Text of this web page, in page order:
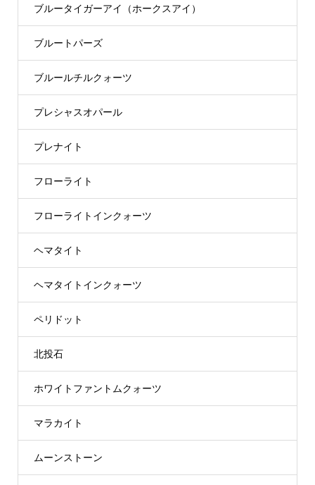
ブルータイガーアイ（ホークスアイ）
ブルートパーズ
ブルールチルクォーツ
プレシャスオパール
プレナイト
フローライト
フローライトインクォーツ
ヘマタイト
ヘマタイトインクォーツ
ペリドット
北投石
ホワイトファントムクォーツ
マラカイト
ムーンストーン